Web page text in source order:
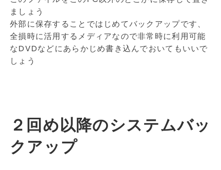
ましょう
外部に保存することではじめてバックアップです、
全損時に活用するメディアなので非常時に利用可能
なDVDなどにあらかじめ書き込んでおいてもいいで
しょう
２回め以降のシステムバッ
クアップ